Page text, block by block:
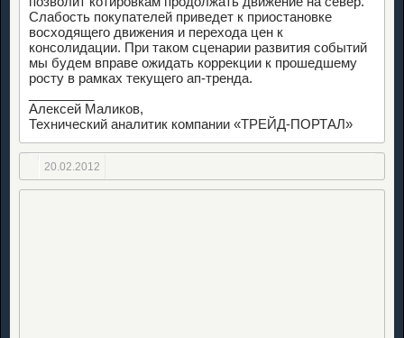
Слабость покупателей приведет к приостановке
восходящего движения и перехода цен к
консолидации. При таком сценарии развития событий
мы будем вправе ожидать коррекции к прошедшему
росту в рамках текущего ап-тренда.
Алексей Маликов,
Технический аналитик компании «ТРЕЙД-ПОРТАЛ»
20.02.2012